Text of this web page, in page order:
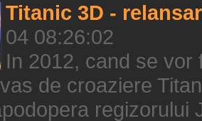
Titanic 3D -
04 08:26:02
In 2012, cand se
de croaziere
regizorului